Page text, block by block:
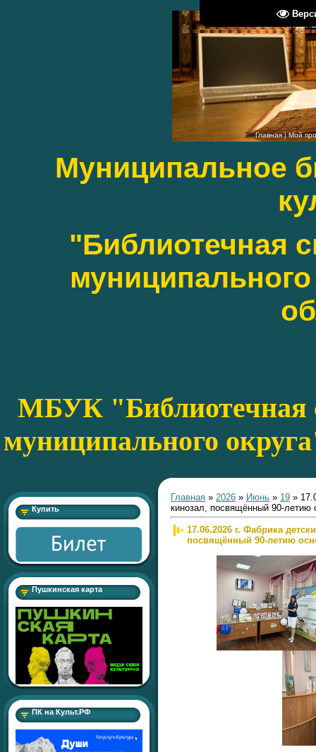
Главная|Мой
Муниципальное
"Библиотечная
МБУК "Библиотечная
муниципального
Купить
Пушкинская карта
ПК на Культ.РФ
Главная » 2026 » Июнь » 19 »
кинозал, посвящённый 90-летию
17.06.2026 г. Фабрика
посвящённый 90-летию